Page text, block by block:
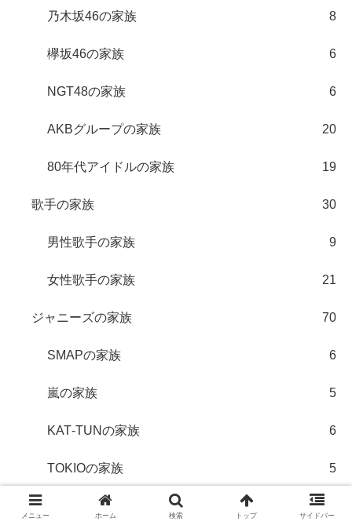
乃木坂46の家族 8
欅坂46の家族 6
NGT48の家族 6
AKBグループの家族 20
80年代アイドルの家族 19
歌手の家族 30
男性歌手の家族 9
女性歌手の家族 21
ジャニーズの家族 70
SMAPの家族 6
嵐の家族 5
KAT‐TUNの家族 6
TOKIOの家族 5
Ｖ６の家族
メニュー ホーム 検索 トップ サイドバー